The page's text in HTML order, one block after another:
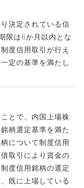
決定されている信
限は6か月以内とな
度信用取引が行え
定の基準を満たし
とで、内国上場株
柄選定基準を満た
について制度信用
取引により資金の
度信用銘柄の選定
既に上場している